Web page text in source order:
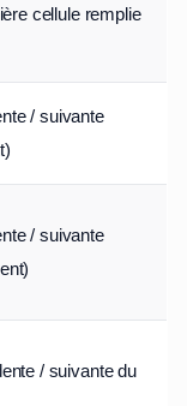
cellule remplie
/ suivante
/ suivante
/ suivante du